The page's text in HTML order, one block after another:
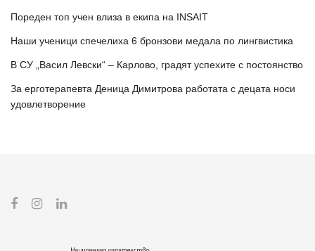
Пореден топ учен влиза в екипа на INSAIT
Наши ученици спечелиха 6 бронзови медала по лингвистика
В СУ „Васил Левски“ – Карлово, градят успехите с постоянство
За ерготерапевта Деница Димитрова работата с децата носи
удовлетворение